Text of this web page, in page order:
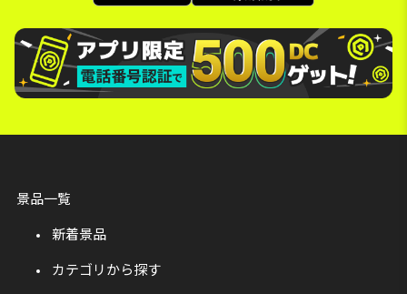
景品一覧
新着景品
カテゴリから探す